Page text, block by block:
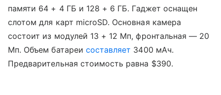
памяти 64 + 4 ГБ и 128 + 6 ГБ. Гаджет оснащен
слотом для карт microSD. Основная камера
состоит из модулей 13 + 12 Мп, фронтальная — 20
Мп. Объем батареи составляет 3400 мАч.
Предварительная стоимость равна $390.